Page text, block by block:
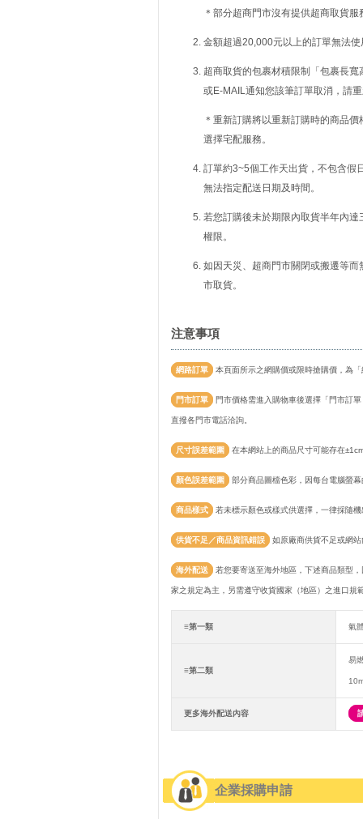
＊部分超商門市沒有提供超商取貨
金額超過20,000元以上的訂單無法
超商取貨的包裹材積限制「包裹長
或E-MAIL通知您該筆訂單取消，請
＊重新訂購將以重新訂購時的商品
選擇宅配服務。
訂單約3~5個工作天出貨，不包含假
無法指定配送日期及時間。
若您訂購後未於期限內取貨半年內
權限。
如因天災、超商門市關閉或搬遷等
市取貨。
注意事項
網路訂單 本頁面所示之網購價或限時搶購價，為
門市訂單 門市價格需進入購物車後選擇「門市訂
直撥各門市電話洽詢。
尺寸誤差範圍 在本網站上的商品尺寸可能存在
顏色誤差範圍 部分商品圖檔色彩，因每台電腦螢
商品樣式 若未標示顏色或樣式供選擇，一律採隨
供貨不足／商品資訊錯誤 如原廠商供貨不足或網
海外配送 若您要寄送至海外地區，下述商品類型
家之規定為主，另需遵守收貨國家（地區）之進口規
≡第一類 氣
≡第二類
易
更多海外配送內容
企業採購申請